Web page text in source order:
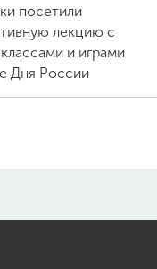
посетили
лекцию с
и играми
Дня России